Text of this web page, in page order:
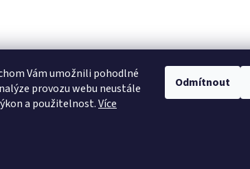
Vám umožnili pohodlné
provozu webu neustále
a použitelnost.Více
Odmítnout